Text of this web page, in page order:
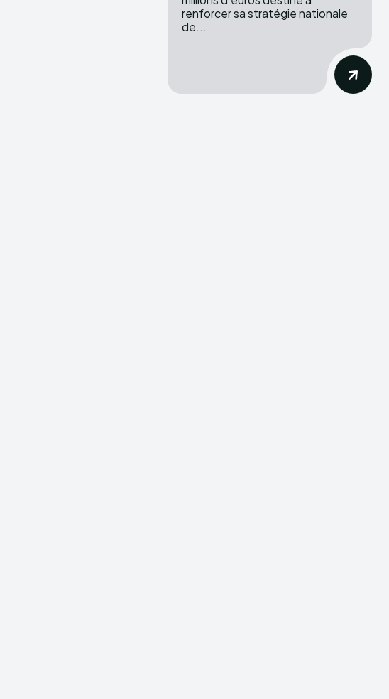
renforcer sa stratégie nationale
de...